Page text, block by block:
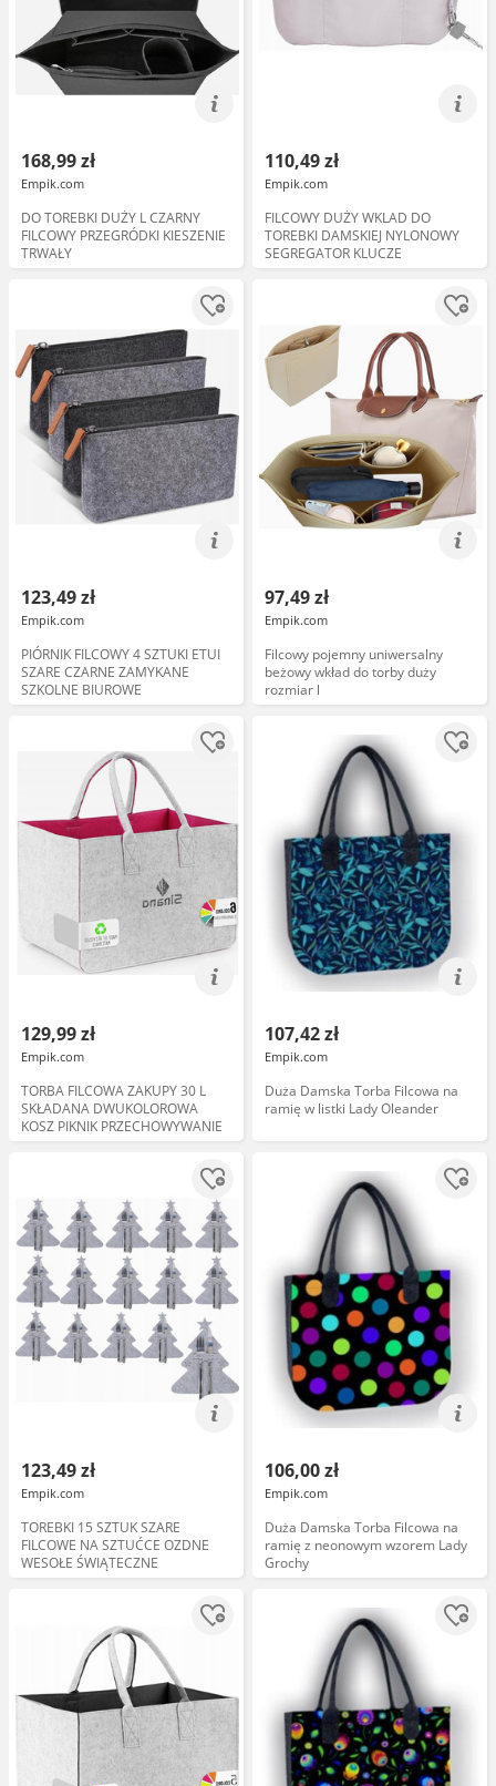
168,99 zł
Empik.com
DO TOREBKI DUŻY L CZARNY
FILCOWY PRZEGRÓDKI KIESZENIE
TRWAŁY
110,49 zł
Empik.com
FILCOWY DUŻY WKLAD DO
TOREBKI DAMSKIEJ NYLONOWY
SEGREGATOR KLUCZE
123,49 zł
Empik.com
PIÓRNIK FILCOWY 4 SZTUKI ETUI
SZARE CZARNE ZAMYKANE
SZKOLNE BIUROWE
97,49 zł
Empik.com
Filcowy pojemny uniwersalny
beżowy wkład do torby duży
rozmiar l
129,99 zł
Empik.com
TORBA FILCOWA ZAKUPY 30 L
SKŁADANA DWUKOLOROWA
KOSZ PIKNIK PRZECHOWYWANIE
107,42 zł
Empik.com
Duża Damska Torba Filcowa na
ramię w listki Lady Oleander
123,49 zł
Empik.com
TOREBKI 15 SZTUK SZARE
FILCOWE NA SZTUĆCE OZDNE
WESOŁE ŚWIĄTECZNE
106,00 zł
Empik.com
Duża Damska Torba Filcowa na
ramię z neonowym wzorem Lady
Grochy